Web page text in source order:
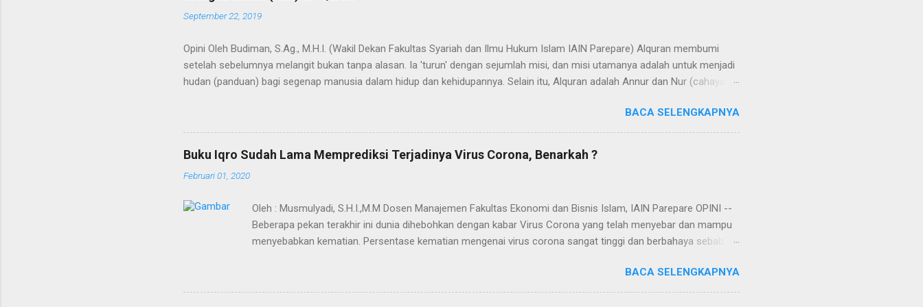
September 22, 2019
Opini Oleh Budiman, S.Ag., M.H.I. (Wakil Dekan Fakultas Syariah dan Ilmu Hukum Islam IAIN Parepare) Alquran membumi
setelah sebelumnya melangit bukan tanpa alasan. Ia 'turun' dengan sejumlah misi, dan misi utamanya adalah untuk menjadi
hudan (panduan) bagi segenap manusia dalam hidup dan kehidupannya. Selain itu, Alquran adalah Annur dan Nur (cahaya).
bahkan semesta. Agaknya tidak berlebihan apabila dinyatakan bahwa proses penyebarluasan cahaya di bumi melalui
Alquran dimulai saat Baginda Nabi SAW hijrah dari Mekah ke Yatsrib. Itu sebabnya ketika menetap di Yatsrib, Baginda Nabi
mengubah nama Yatsrib menjadi Madinah Munawwarah (kota/peradaban yg tercahayakan). Dalam ungkapan lain, hijrah
Baginda Nabi merupakan proses "transmisi cahaya" yang secara kasat mata akumulasi cahaya itu telah rampung tatkala
berakhirnya pewahyuan dan dengan adanya u...
BACA SELENGKAPNYA
Buku Iqro Sudah Lama Memprediksi Terjadinya Virus Corona, Benarkah ?
Februari 01, 2020
Oleh : Musmulyadi, S.H.I.,M.M Dosen Manajemen Fakultas Ekonomi dan Bisnis Islam, IAIN Parepare OPINI --
Beberapa pekan terakhir ini dunia dihebohkan dengan kabar Virus Corona yang telah menyebar dan mampu
menyebabkan kematian. Persentase kematian mengenai virus corona sangat tinggi dan berbahaya sebab
merupakan virus buatan pemerintah China yang disimpan di markas militer di Wuhan. Rencananya, virus itu
akan disebarkan ke seluruh dunia demi menarik uang dari hasil penjualan vaksin. Setelah dianalisa dan
BACA SELENGKAPNYA